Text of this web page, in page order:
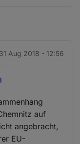
Aug 2018 - 12:56
auf
angebracht,
EU-